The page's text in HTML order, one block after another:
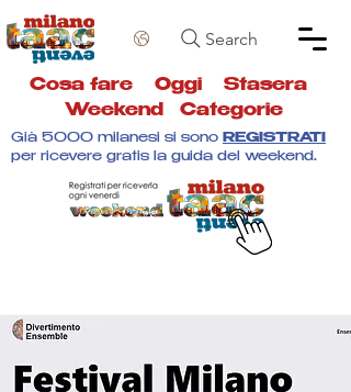
Search
Cosa fare Oggi Stasera
Weekend
Categorie
Già 5000 milanesi si sono REGISTRATI
per ricevere gratis la guida del weekend.